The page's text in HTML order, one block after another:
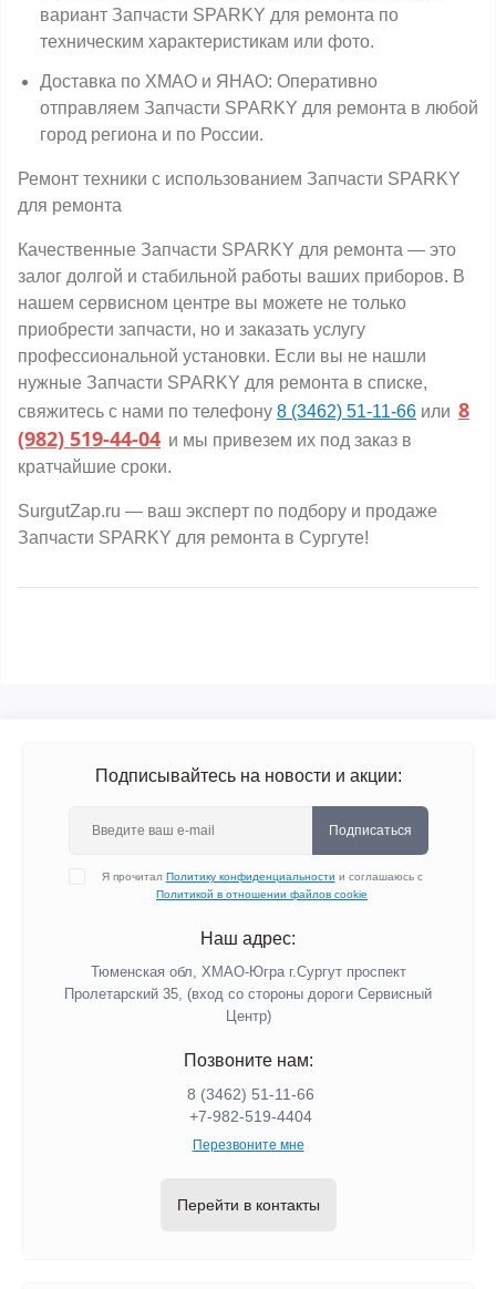
вариант Запчасти SPARKY для ремонта по
техническим характеристикам или фото.
Доставка по ХМАО и ЯНАО: Оперативно
отправляем Запчасти SPARKY для ремонта в любой
город региона и по России.
Ремонт техники с использованием Запчасти SPARKY
для ремонта
Качественные Запчасти SPARKY для ремонта — это
залог долгой и стабильной работы ваших приборов. В
нашем сервисном центре вы можете не только
приобрести запчасти, но и заказать услугу
профессиональной установки. Если вы не нашли
нужные Запчасти SPARKY для ремонта в списке,
свяжитесь с нами по телефону 8 (3462) 51-11-66 или 8
(982) 519-44-04 и мы привезем их под заказ в
кратчайшие сроки.
SurgutZap.ru — ваш эксперт по подбору и продаже
Запчасти SPARKY для ремонта в Сургуте!
Подписывайтесь на новости и акции:
Подписаться
Я прочитал Политику конфиденциальности и соглашаюсь с
Политикой в отношении файлов cookie
Наш адрес:
Тюменская обл, ХМАО-Югра г.Сургут проспект
Пролетарский 35, (вход со стороны дороги Сервисный
Центр)
Позвоните нам:
8 (3462) 51-11-66
+7-982-519-4404
Перезвоните мне
Перейти в контакты